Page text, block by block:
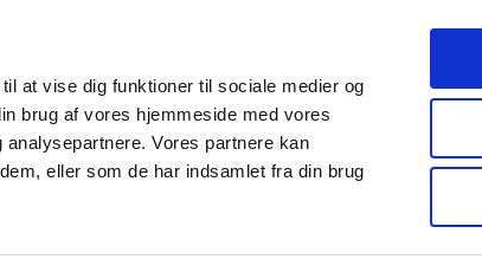
at vise dig funktioner til sociale medier og
brug af vores hjemmeside med vores
Vores partnere kan
eller som de har indsamlet fra din brug
og AMU-uddannelser
område og social- og